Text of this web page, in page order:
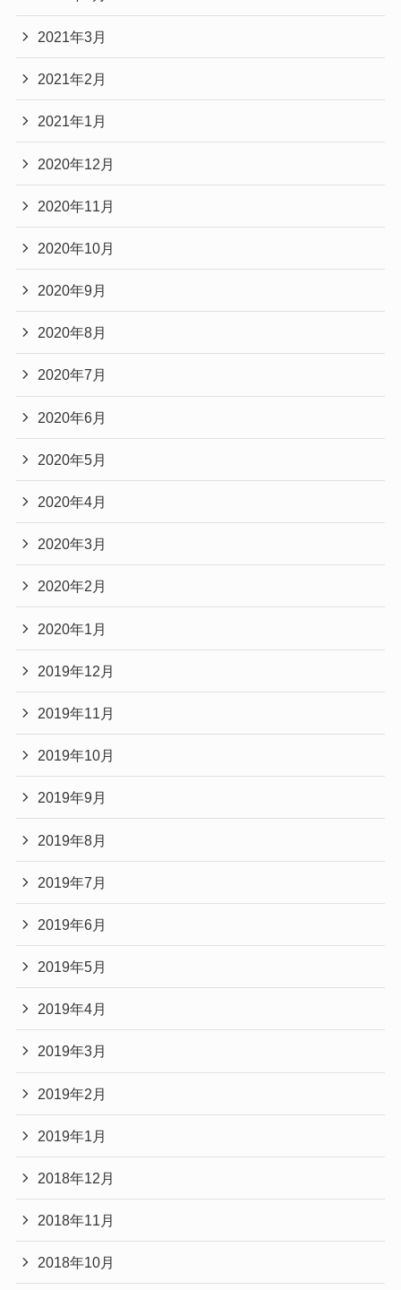
2021年3月
2021年2月
2021年1月
2020年12月
2020年11月
2020年10月
2020年9月
2020年8月
2020年7月
2020年6月
2020年5月
2020年4月
2020年3月
2020年2月
2020年1月
2019年12月
2019年11月
2019年10月
2019年9月
2019年8月
2019年7月
2019年6月
2019年5月
2019年4月
2019年3月
2019年2月
2019年1月
2018年12月
2018年11月
2018年10月